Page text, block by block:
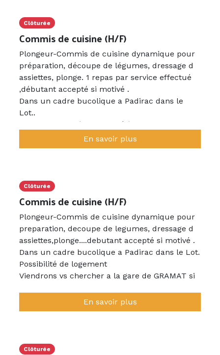
Clôturée
Commis de cuisine (H/F)
Plongeur-Commis de cuisine dynamique pour
préparation, découpe de légumes, dressage d
assiettes, plonge. 1 repas par service effectué
,débutant accepté si motivé .
Dans un cadre bucolique a Padirac dans le
Lot..
Grande Equipe (20 employés) sympathique de
tout âge , prête a vous intégrer.
En savoir plus
Clôturée
Commis de cuisine (H/F)
Plongeur-Commis de cuisine dynamique pour
preparation, decoupe de legumes, dressage d
assiettes,plonge....debutant accepté si motivé .
Dans un cadre bucolique a Padirac dans le Lot.
Possibilité de logement
Viendrons vs chercher a la gare de GRAMAT si
Equipe agreable et soudée,
En savoir plus
Clôturée